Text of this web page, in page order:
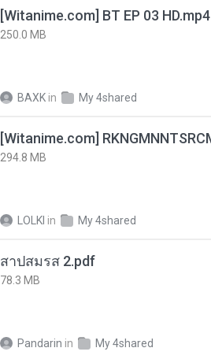
[Witanime.com] BT EP 03 HD.mp4
250.0 MB
BAXK in My 4shared
294.8 MB
LOLKI in My 4shared
สาปสมรส 2.pdf
78.3 MB
Pandarin in My 4shared